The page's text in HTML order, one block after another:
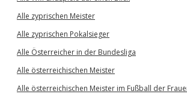
Alle zyprischen Meister
Alle zyprischen Pokalsieger
Alle Österreicher in der Bundesliga
Alle österreichischen Meister
Alle österreichischen Meister im Fußball der